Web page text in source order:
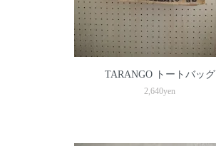
TARANGO トートバッグ
2,640yen